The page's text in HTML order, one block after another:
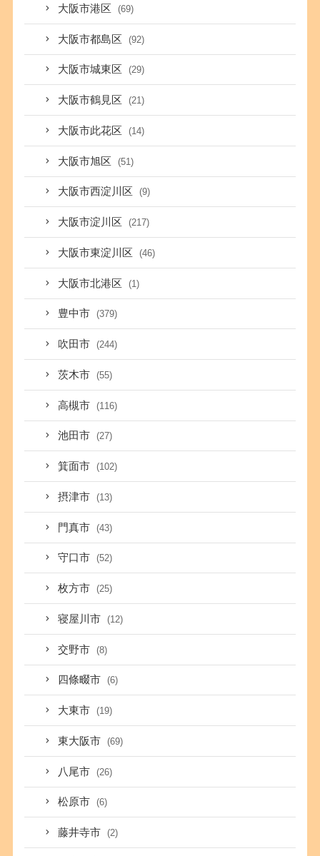
大阪市港区 (69)
大阪市都島区 (92)
大阪市城東区 (29)
大阪市鶴見区 (21)
大阪市此花区 (14)
大阪市旭区 (51)
大阪市西淀川区 (9)
大阪市淀川区 (217)
大阪市東淀川区 (46)
大阪市北港区 (1)
豊中市 (379)
吹田市 (244)
茨木市 (55)
高槻市 (116)
池田市 (27)
箕面市 (102)
摂津市 (13)
門真市 (43)
守口市 (52)
枚方市 (25)
寝屋川市 (12)
交野市 (8)
四條畷市 (6)
大東市 (19)
東大阪市 (69)
八尾市 (26)
松原市 (6)
藤井寺市 (2)